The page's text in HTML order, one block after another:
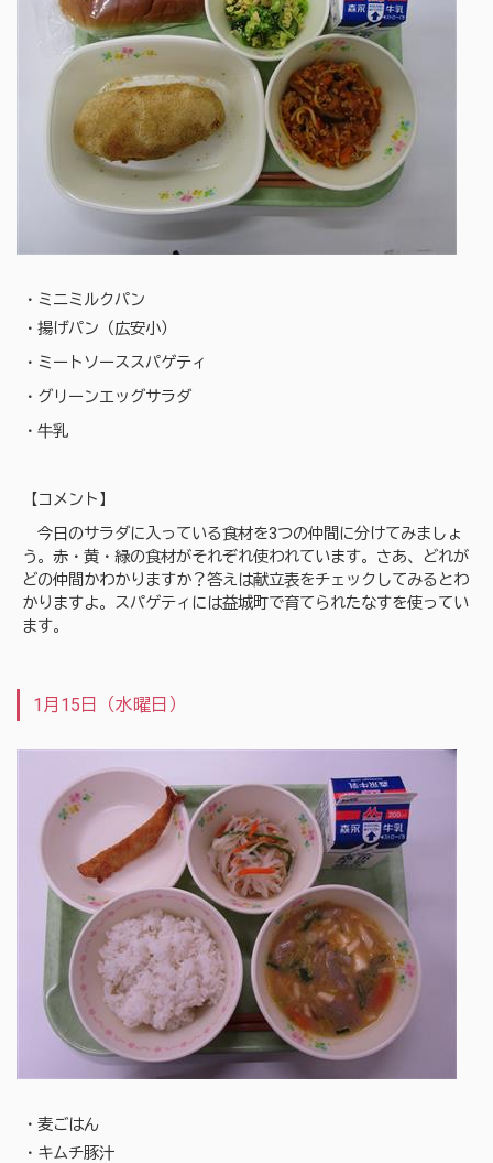
・ミニミルクパン
・揚げパン（広安小）
・ミートソーススパゲティ
・グリーンエッグサラダ
・牛乳
【コメント】
今日のサラダに入っている食材を3つの仲間に分けてみましょ
う。赤・黄・緑の食材がそれぞれ使われています。さあ、どれが
どの仲間かわかりますか？答えは献立表をチェックしてみるとわ
かりますよ。スパゲティには益城町で育てられたなすを使ってい
ます。
1月15日（水曜日）
・麦ごはん
・キムチ豚汁